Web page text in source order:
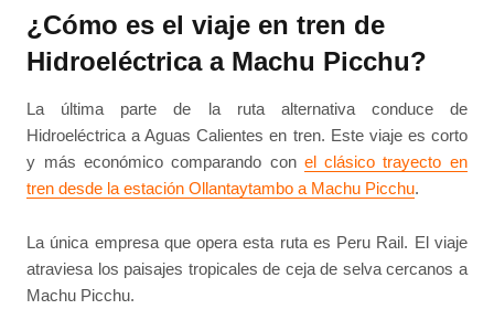
¿Cómo es el viaje en tren de
Hidroeléctrica a Machu Picchu?
La última parte de la ruta alternativa conduce de
Hidroeléctrica a Aguas Calientes en tren. Este viaje es corto
y más económico comparando con el clásico trayecto en
tren desde la estación Ollantaytambo a Machu Picchu.
La única empresa que opera esta ruta es Peru Rail. El viaje
atraviesa los paisajes tropicales de ceja de selva cercanos a
Machu Picchu.